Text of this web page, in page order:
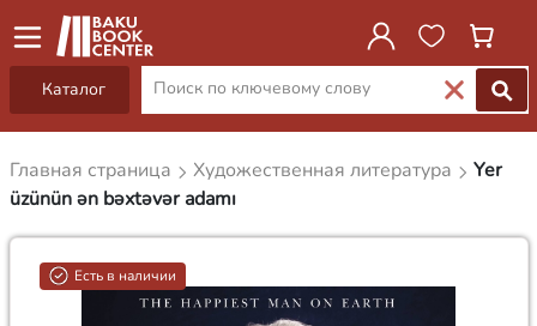
Каталог
Главная страница Художественная литература
Yer
üzünün ən bəxtəvər adamı
Есть в наличии